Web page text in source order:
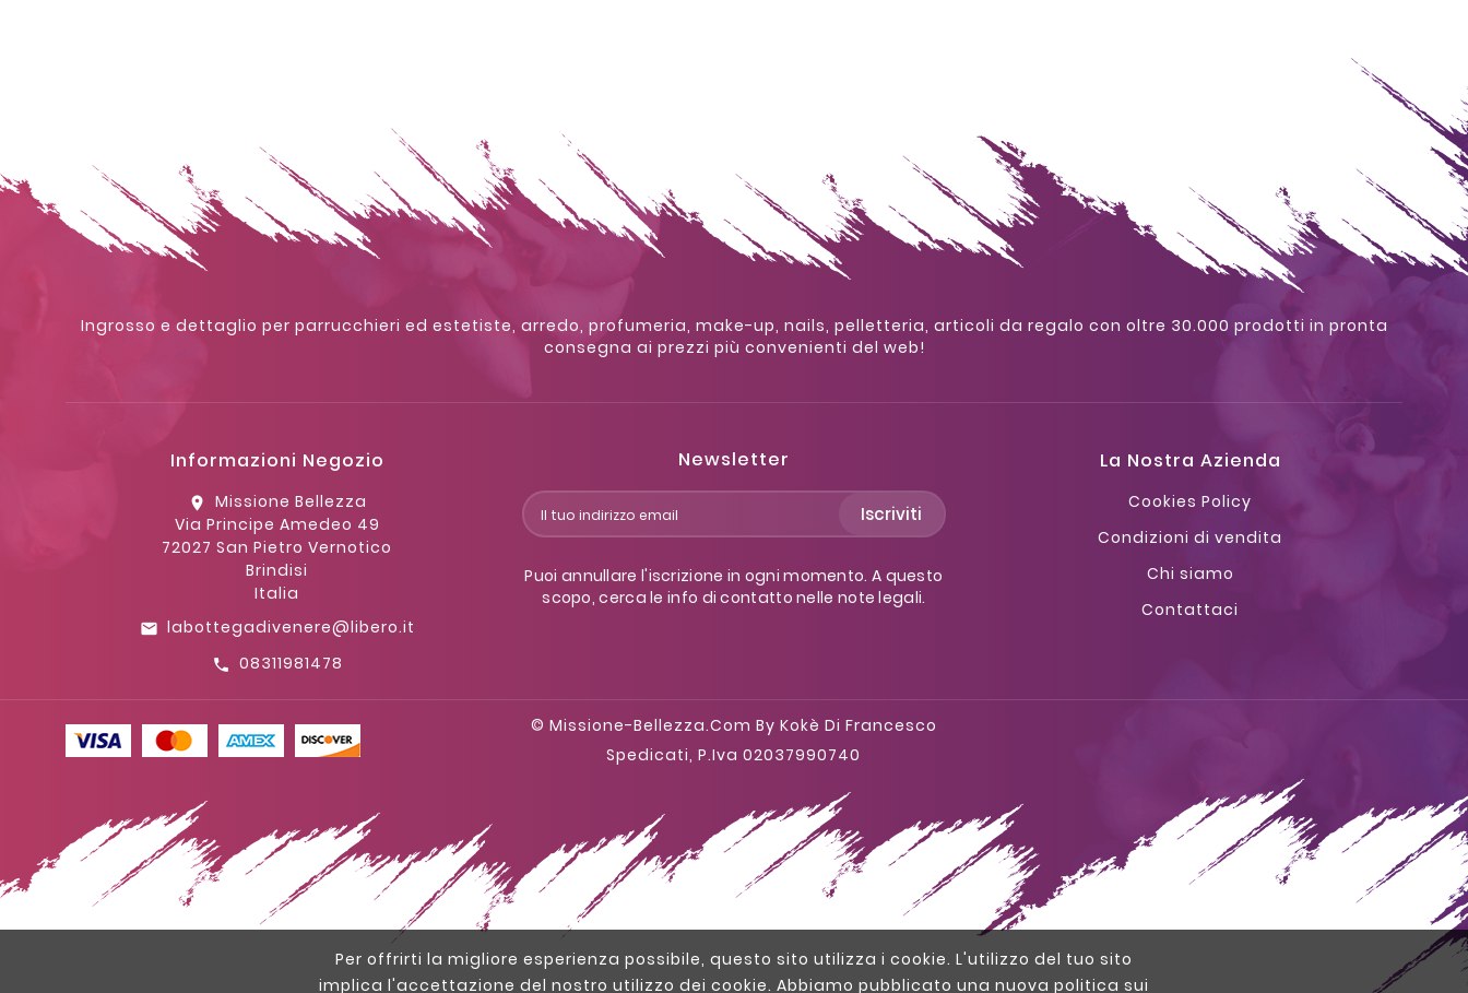
Per offrirti la migliore esperienza possibile, questo sito utilizza i cookie. L'utilizzo del tuo sito
implica l'accettazione del nostro utilizzo dei cookie. Abbiamo pubblicato una nuova politica sui
Ingrosso e dettaglio per parrucchieri ed estetiste, arredo, profumeria, make-up, nails, pelletteria, articoli da regalo con oltre 30.000 prodotti in pronta
consegna ai prezzi più convenienti del web!
Informazioni Negozio
location_on
Missione Bellezza
Via Principe Amedeo 49
72027 San Pietro Vernotico
Brindisi
Italia
email labottegadivenere@libero.it
call 08311981478
Newsletter
Iscriviti
Puoi annullare l'iscrizione in ogni momento. A questo
scopo, cerca le info di contatto nelle note legali.
La Nostra Azienda
Cookies Policy
Condizioni di vendita
Chi siamo
Contattaci
© Missione-Bellezza.com By Kokè Di Francesco
Spedicati, P.iva 02037990740